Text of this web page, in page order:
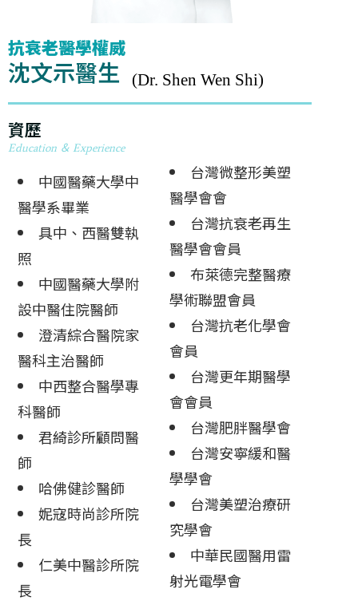
抗衰老醫學權威
沈文示醫生 (Dr. Shen Wen Shi)
資歷
Education ＆ Experience
中國醫藥大學中
醫學系畢業
具中、西醫雙執
照
中國醫藥大學附
設中醫住院醫師
澄清綜合醫院家
醫科主治醫師
中西整合醫學專
科醫師
君綺診所顧問醫
師
哈佛健診醫師
妮寇時尚診所院
長
仁美中醫診所院
長
台灣微整形美塑
醫學會會
台灣抗衰老再生
醫學會會員
布萊德完整醫療
學術聯盟會員
台灣抗老化學會
會員
台灣更年期醫學
會會員
台灣肥胖醫學會
台灣安寧緩和醫
學學會
台灣美塑治療研
究學會
中華民國醫用雷
射光電學會